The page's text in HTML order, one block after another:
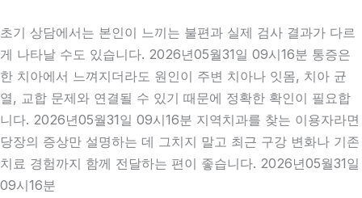
초기 상담에서는 본인이 느끼는 불편과 실제 검사 결과가 다르
게 나타날 수도 있습니다. 2026년05월31일 09시16분 통증은
한 치아에서 느껴지더라도 원인이 주변 치아나 잇몸, 치아 균
열, 교합 문제와 연결될 수 있기 때문에 정확한 확인이 필요합
니다. 2026년05월31일 09시16분 지역치과를 찾는 이용자라면
당장의 증상만 설명하는 데 그치지 말고 최근 구강 변화나 기존
치료 경험까지 함께 전달하는 편이 좋습니다. 2026년05월31일
09시16분